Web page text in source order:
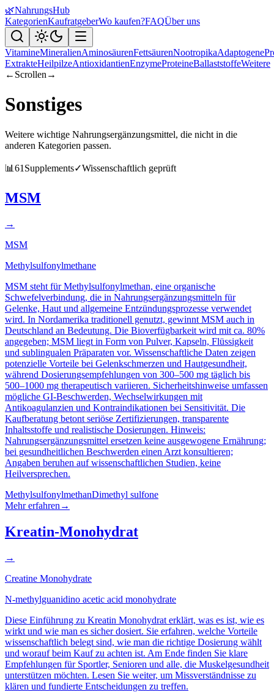
🌿NahrungsHub
KategorienKaufratgeberWo kaufen?FAQÜber uns
VitamineMineralienAminosäurenFettsäurenNootropikaAdaptogene
ExtrakteHeilpilzeAntioxidantienEnzymeProteineBallaststoffeWeitere
← Scrollen →
Sonstiges
Weitere wichtige Nahrungsergänzungsmittel, die nicht in die
anderen Kategorien passen.
📊 61 Supplements✓Wissenschaftlich geprüft
MSM
→
MSM
Methylsulfonylmethane
MSM steht für Methylsulfonylmethan, eine organische
Schwefelverbindung, die in Nahrungsergänzungsmitteln für
Gelenke, Haut und allgemeine Entzündungsprozesse verwendet
wird. In Nordamerika traditionell genutzt, gewinnt MSM auch in
Deutschland an Bedeutung. Die Bioverfügbarkeit wird mit ca. 80%
angegeben; MSM liegt in Form von Pulver, Kapseln, Flüssigkeit
und sublingualen Präparaten vor. Wissenschaftliche Daten zeigen
potenzielle Vorteile bei Gelenkschmerzen und Hautgesundheit,
während Dosierungsempfehlungen von 300–500 mg täglich bis
500–1000 mg therapeutisch variieren. Sicherheitshinweise umfassen
mögliche GI-Beschwerden, Wechselwirkungen mit
Antikoagulanzien und Kontraindikationen bei Sensitivität. Die
Kaufberatung betont seriöse Zertifizierungen, transparente
Inhaltsstoffe und realistische Dosierungen. Hinweis:
Nahrungsergänzungsmittel ersetzen keine ausgewogene Ernährung;
bei gesundheitlichen Beschwerden einen Arzt konsultieren;
Angaben beruhen auf wissenschaftlichen Studien, keine
Heilversprechen.
MethylsulfonylmethanDimethyl sulfone
Mehr erfahren →
Kreatin-Monohydrat
→
Creatine Monohydrate
N-methylguanidino acetic acid monohydrate
Diese Einführung zu Kreatin Monohydrat erklärt, was es ist, wie es
wirkt und wie man es sicher dosiert. Sie erfahren, welche Vorteile
wissenschaftlich belegt sind, wie man die richtige Dosierung wählt
und worauf beim Kauf zu achten ist. Am Ende finden Sie klare
Empfehlungen für Sportler, Senioren und alle, die Muskelgesundheit
unterstützen möchten. Lesen Sie weiter, um Missverständnisse zu
klären und fundierte Entscheidungen zu treffen.